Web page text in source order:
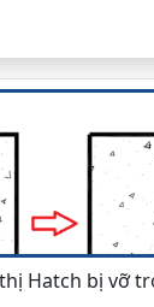
Hatch bị vỡ